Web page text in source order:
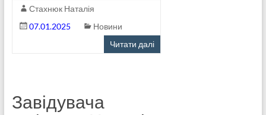
Стахнюк Наталія
07.01.2025
Новини
Читати далі
Завідувача